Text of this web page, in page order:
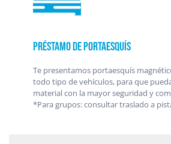
Préstamo de portaesquís
Te presentamos portaesquís
todo tipo de vehículos, para que
material con la mayor seguridad y
*Para grupos: consultar traslado a